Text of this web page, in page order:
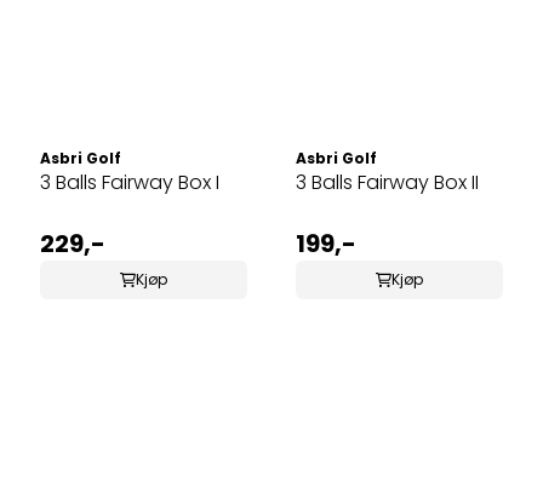
Asbri Golf
3 Balls Fairway Box I
229,-
Kjøp
Asbri Golf
3 Balls Fairway Box II
199,-
Kjøp